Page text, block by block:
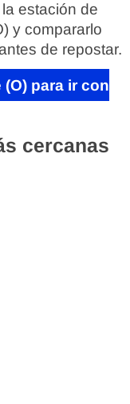
estación de
y compararlo
de repostar.
para ir con
cercanas